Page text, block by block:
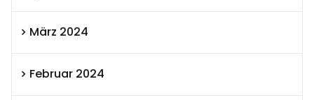
März 2024
Februar 2024